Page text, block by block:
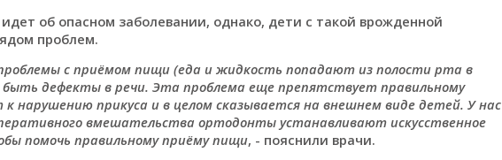
об опасном заболевании, однако, дети с такой врожденной
проблем.
с приёмом пищи (еда и жидкость попадают из полости рта в
дефекты в речи. Эта проблема еще препятствует правильному
нарушению прикуса и в целом сказывается на внешнем виде детей. У нас
вмешательства ортодонты устанавливают искусственное
помочь правильному приёму пищи, - пояснили врачи.